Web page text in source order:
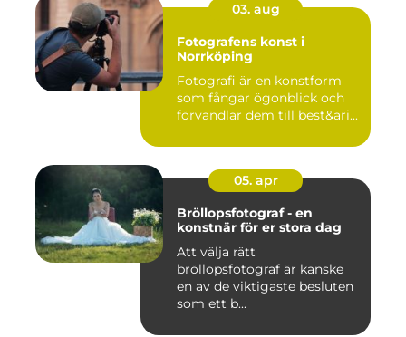
03. aug
Fotografens konst i
Norrköping
Fotografi är en konstform
som fångar ögonblick och
förvandlar dem till best&ari...
05. apr
Bröllopsfotograf - en
konstnär för er stora dag
Att välja rätt
bröllopsfotograf är kanske
en av de viktigaste besluten
som ett b...